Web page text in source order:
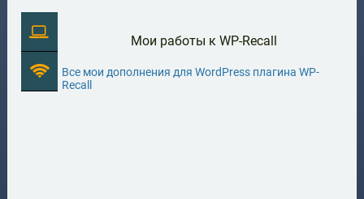
Мои работы к WP-Recall
Все мои дополнения для WordPress плагина WP-
Recall